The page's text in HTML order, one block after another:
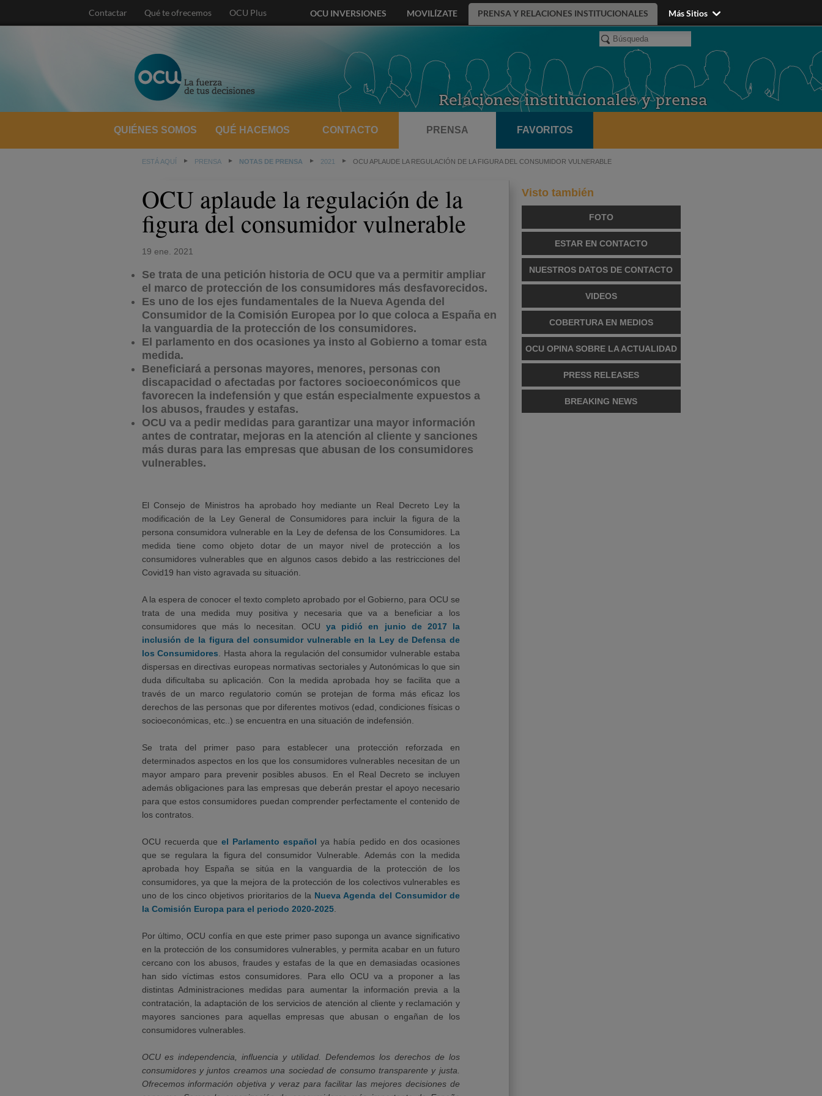
Contactar Qué te ofrecemos OCU Plus OCU INVERSIONES MOVILÍZATE PRENSA Y RELACIONES INSTITUCIONALES Más Sitios
QUIÉNES SOMOS QUÉ HACEMOS CONTACTO PRENSA FAVORITOS
ESTÁ AQUÍ PRENSA NOTAS DE PRENSA 2021 OCU APLAUDE LA REGULACIÓN DE LA FIGURA DEL CONSUMIDOR VULNERABLE
OCU aplaude la regulación de la
figura del consumidor vulnerable
19 ene. 2021
Se trata de una petición historia de OCU que va a permitir ampliar
el marco de protección de los consumidores más desfavorecidos.
Es uno de los ejes fundamentales de la Nueva Agenda del
Consumidor de la Comisión Europea por lo que coloca a España en
la vanguardia de la protección de los consumidores.
El parlamento en dos ocasiones ya insto al Gobierno a tomar esta
medida.
Beneficiará a personas mayores, menores, personas con
discapacidad o afectadas por factores socioeconómicos que
favorecen la indefensión y que están especialmente expuestos a
los abusos, fraudes y estafas.
OCU va a pedir medidas para garantizar una mayor información
antes de contratar, mejoras en la atención al cliente y sanciones
más duras para las empresas que abusan de los consumidores
vulnerables.
El Consejo de Ministros ha aprobado
hoy mediante un Real Decreto Ley la
modificación de la Ley General de Consumidores para incluir la figura de la
persona consumidora vulnerable en la Ley de defensa de los Consumidores. La
medida tiene como objeto dotar de un mayor nivel de protección a los
consumidores vulnerables que en algunos casos debido a las restricciones del
Covid19 han visto agravada su situación.
A la espera de conocer el texto completo aprobado por el Gobierno, para OCU se
trata de una medida muy positiva y necesaria que va a beneficiar a los
consumidores que más lo necesitan. OCUya pidió en junio de 2017 la
inclusión de la figura del consumidor vulnerable en la Ley de Defensa de
los Consumidores . Hasta ahora la regulación del consumidor vulnerable estaba
dispersas en directivas europeas normativas sectoriales y Autonómicas lo que sin
duda dificultaba su aplicación. Con la medida aprobada hoy se facilita que a
través de un marco regulatorio común se protejan de forma más eficaz los
derechos de las personas que por diferentes motivos (edad, condiciones físicas o
socioeconómicas, etc..) se encuentra en una situación de indefensión.
Se trata del primer paso para establecer una protección reforzada en
determinados aspectos en los que los consumidores vulnerables necesitan de un
mayor amparo para prevenir posibles abusos. En el Real Decreto se incluyen
además obligaciones para las empresas que deberán prestar el apoyo necesario
para que estos consumidores puedan comprender perfectamente el contenido de
los contratos.
OCU recuerda que el Parlamento español ya había pedido en dos ocasiones
que se regulara la figura del consumidor Vulnerable. Además con la medida
aprobada hoy España se sitúa en la vanguardia de la protección de los
consumidores, ya que la mejora de la protección de los colectivos vulnerables es
uno de los cinco objetivos prioritarios de la Nueva Agenda del Consumidor de
la Comisión Europa para el periodo 2020-2025.
Por último, OCU confía en que este primer paso suponga un avance significativo
en la protección de los consumidores vulnerables, y permita acabar en un futuro
cercano con los abusos, fraudes y estafas de la que en demasiadas ocasiones
han sido víctimas estos consumidores. Para ello OCU va a proponer a las
distintas Administraciones medidas para aumentar la información previa a la
contratación, la adaptación de los servicios de atención al cliente y reclamación y
mayores sanciones para aquellas empresas que abusan o engañan de los
consumidores vulnerables.
OCU es independencia, influencia y utilidad. Defendemos los derechos de los
consumidores y juntos creamos una sociedad de consumo transparente y justa.
Ofrecemos información objetiva y veraz para facilitar las mejores decisiones de
Visto también
FOTO
ESTAR EN CONTACTO
NUESTROS DATOS DE CONTACTO
VIDEOS
COBERTURA EN MEDIOS
OCU OPINA SOBRE LA ACTUALIDAD
PRESS RELEASES
BREAKING NEWS